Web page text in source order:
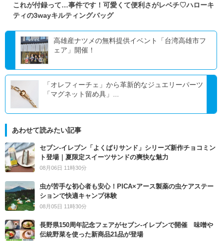
これが付録って…事件です！可愛くて便利さがレベチ♡ハローキ
ティの3wayキルティングバッグ
高雄産ナツメの無料提供イベント「台湾高雄市フ
ェア」開催！
「オレフィーチェ」から革新的なジュエリーパーツ
「マグネット留め具」...
あわせて読みたい記事
セブン‐イレブン「よくばりサンド」シリーズ新作チョコミン
ト登場｜夏限定スイーツサンドの爽快な魅力
08月06日 11時30分
虫が苦手な初心者も安心！PICA×アース製薬の虫ケアステー
ションで快適キャンプ体験
08月05日 11時30分
長野県150周年記念フェアがセブン-イレブンで開催 味噌や
伝統野菜を使った新商品21品が登場